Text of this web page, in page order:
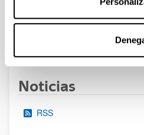
al 30/07/2026 (ambos incluídos)
PáginaPágina
3
Noticias
RSS